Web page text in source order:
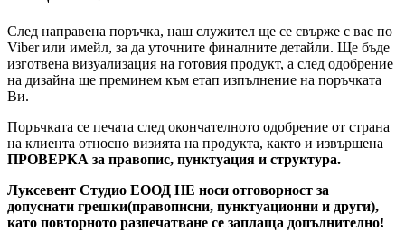
След направена поръчка, наш служител ще се свърже с вас по
Viber или имейл, за да уточните финалните детайли. Ще бъде
изготвена визуализация на готовия продукт, а след одобрение
на дизайна ще преминем към етап изпълнение на поръчката
Ви.
Поръчката се печата след окончателното одобрение от страна
на клиента относно визията на продукта, както и извършена
ПРОВЕРКА за правопис, пунктуация и структура.
Луксевент Студио ЕООД НЕ носи отговорност за
допуснати грешки(правописни, пунктуационни и други),
като повторното разпечатване се заплаща допълнително!